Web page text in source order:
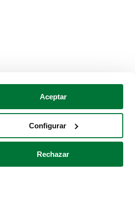
Aceptar
Configurar
Rechazar